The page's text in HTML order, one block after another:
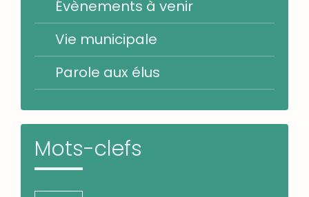
Évènements à venir
Vie municipale
Parole aux élus
Mots-clefs